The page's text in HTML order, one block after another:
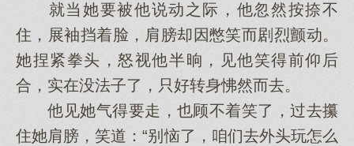
就当她要被他说动之际，他忽然按捺不
住，展袖挡着脸，肩膀却因憋笑而剧烈颤动。
她捏紧拳头，怒视他半晌，见他笑得前仰后
合，实在没法子了，只好转身怫然而去。
他见她气得要走，也顾不着笑了，过去攥
住她肩膀，笑道：“别恼了，咱们去外头玩怎么